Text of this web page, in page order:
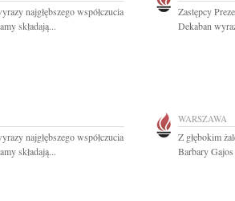
najgłębszego współczucia
składają...
Zastępcy
Dekaban
najgłębszego współczucia
składają...
WARSZAWA
Z głębokim
Barbary